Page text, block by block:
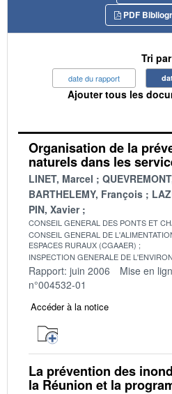
PDF
Tri par
date du rapport
Ajouter tous les
Organisation de la
naturels dans les
LINET, Marcel
BARTHELEMY, François
PIN, Xavier
CONSEIL GENERAL DES PONTS ET
CONSEIL GENERAL DE
ESPACES RURAUX (CGAAER)
INSPECTION GENERALE DE
Rapport: juin 2006 Mise en
n°004532-01
Accéder à la notice
La prévention des
la Réunion et la